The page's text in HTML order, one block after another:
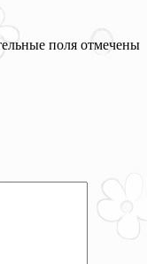
поля отмечены